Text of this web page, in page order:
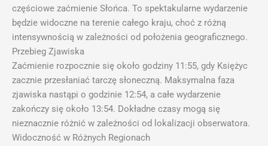
częściowe zaćmienie Słońca. To spektakularne wydarzenie
będzie widoczne na terenie całego kraju, choć z różną
intensywnością w zależności od położenia geograficznego.
Przebieg Zjawiska
Zaćmienie rozpocznie się około godziny 11:55, gdy Księżyc
zacznie przesłaniać tarczę słoneczną. Maksymalna faza
zjawiska nastąpi o godzinie 12:54, a całe wydarzenie
zakończy się około 13:54. Dokładne czasy mogą się
nieznacznie różnić w zależności od lokalizacji obserwatora.
Widoczność w Różnych Regionach